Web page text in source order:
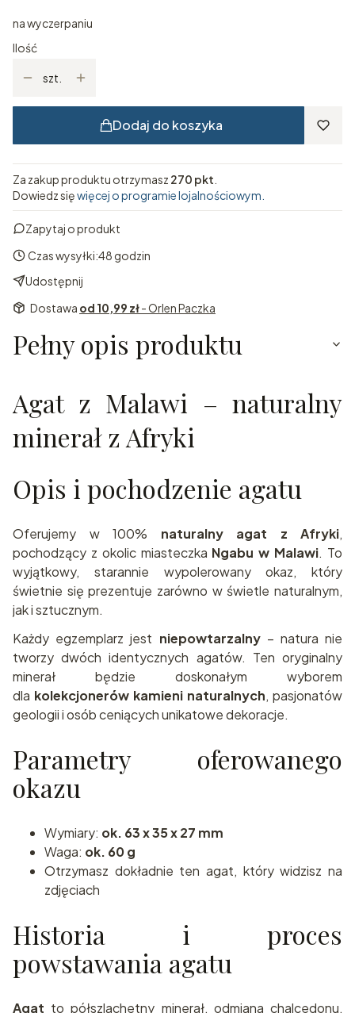
na wyczerpaniu
Ilość
szt.
Dodaj do koszyka
Za zakup produktu otrzymasz 270 pkt
Dowiedz sięwięcej o programie lojalnościowym.
Zapytaj o produkt
Czas wysyłki:48 godzin
Udostępnij
Dostawa od 10,99 zł- Orlen Paczka
Pełny opis produktu
Agat z Malawi – naturalny
minerał z Afryki
Opis i pochodzenie agatu
Oferujemy w 100% naturalny agat z Afryki,
pochodzący z okolic miasteczka Ngabu w Malawi. To
wyjątkowy, starannie wypolerowany okaz, który
świetnie się prezentuje zarówno w świetle naturalnym,
jak i sztucznym.
Każdy egzemplarz jest niepowtarzalny– natura nie
tworzy dwóch identycznych agatów. Ten oryginalny
minerał będzie doskonałym wyborem
dla kolekcjonerów kamieni naturalnych, pasjonatów
geologii i osób ceniących unikatowe dekoracje.
Parametry oferowanego
okazu
Wymiary: ok. 63 x 35 x 27 mm
Waga: ok. 60 g
Otrzymasz dokładnie ten agat, który widzisz na
zdjęciach
Historia i proces
powstawania agatu
Agat to półszlachetny minerał, odmiana chalcedonu,